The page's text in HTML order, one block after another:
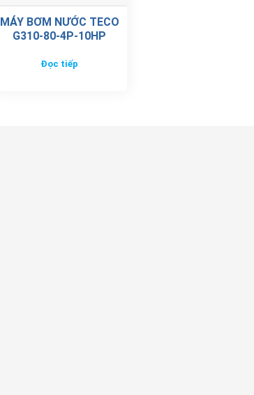
MÁY BƠM NƯỚC TECO
G310-80-4P-10HP
Đọc tiếp